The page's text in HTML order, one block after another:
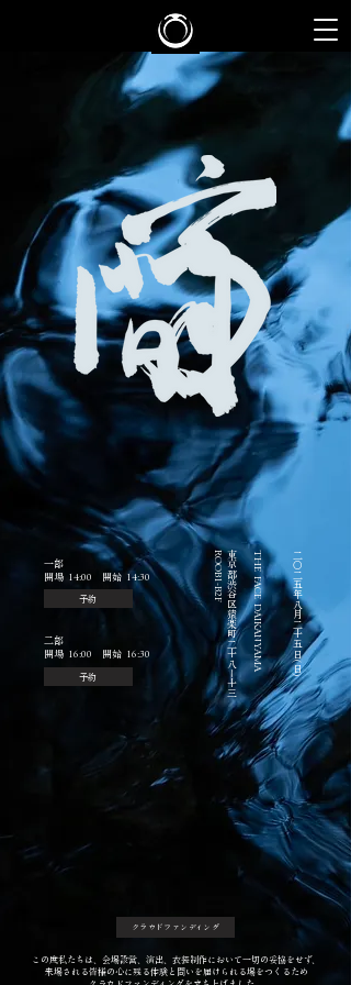
二○二五年八月二十五日(日)
THE FACE DAIKANYAMA
東京都渋谷区猿楽町二十八ー十三
ROOB1-B2F
予約
一部
​開場 14:00 開始 14:30
二部
​開場 16:00 開始 16:30
予約
​この度私たちは、会場設営、演出、衣装制作において一切の妥協をせず、
来場される皆様の心に残る体験と問いを届けられる場をつくるため
クラウドファンディング